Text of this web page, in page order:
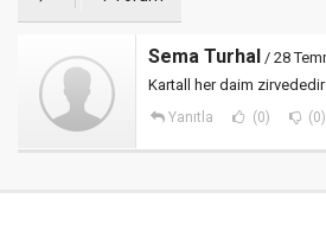
Sema Turhal / 28
Kartall her daim zirvededir
Yanıtla (0) (0)